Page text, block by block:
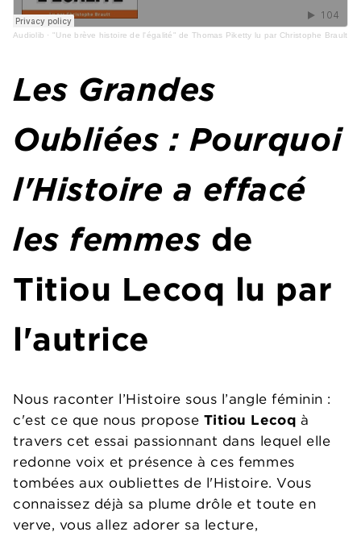
Audiolib · "Une brève histoire de l'égalité" de Thomas Piketty lu par Christophe Brault
Les Grandes
Oubliées : Pourquoi
l'Histoire a effacé
les femmes de
Titiou Lecoq lu par
l'autrice
Nous raconter l’Histoire sous l’angle féminin :
c'est ce que nous propose Titiou Lecoq à
travers cet essai passionnant dans lequel elle
redonne voix et présence à ces femmes
tombées aux oubliettes de l'Histoire. Vous
connaissez déjà sa plume drôle et toute en
verve, vous allez adorer sa lecture,